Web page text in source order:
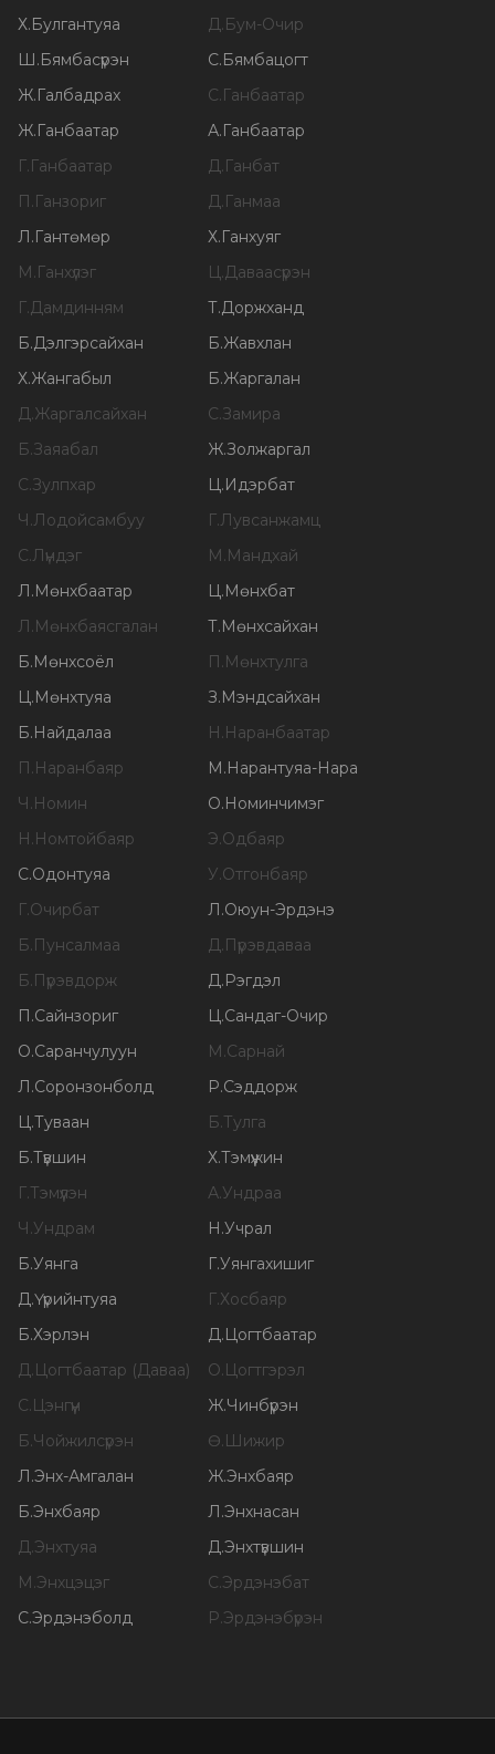
Х.Булгантуяа Д.Бум-Очир
Ш.Бямбасүрэн С.Бямбацогт
Ж.Галбадрах С.Ганбаатар
Ж.Ганбаатар А.Ганбаатар
Г.Ганбаатар Д.Ганбат
П.Ганзориг Д.Ганмаа
Л.Гантөмөр Х.Ганхуяг
М.Ганхүлэг Ц.Даваасүрэн
Г.Дамдинням Т.Доржханд
Б.Дэлгэрсайхан Б.Жавхлан
Х.Жангабыл Б.Жаргалан
Д.Жаргалсайхан С.Замира
Б.Заяабал Ж.Золжаргал
С.Зулпхар Ц.Идэрбат
Ч.Лодойсамбуу Г.Лувсанжамц
С.Лүндэг М.Мандхай
Л.Мөнхбаатар Ц.Мөнхбат
Л.Мөнхбаясгалан Т.Мөнхсайхан
Б.Мөнхсоёл П.Мөнхтулга
Ц.Мөнхтуяа З.Мэндсайхан
Б.Найдалаа Н.Наранбаатар
П.Наранбаяр М.Нарантуяа-Нара
Ч.Номин О.Номинчимэг
Н.Номтойбаяр Э.Одбаяр
С.Одонтуяа У.Отгонбаяр
Г.Очирбат Л.Оюун-Эрдэнэ
Б.Пунсалмаа Д.Пүрэвдаваа
Б.Пүрэвдорж Д.Рэгдэл
П.Сайнзориг Ц.Сандаг-Очир
О.Саранчулуун М.Сарнай
Л.Соронзонболд Р.Сэддорж
Ц.Туваан Б.Тулга
Б.Түвшин Х.Тэмүүжин
Г.Тэмүүлэн А.Ундраа
Ч.Ундрам Н.Учрал
Б.Уянга Г.Уянгахишиг
Д.Үүрийнтуяа Г.Хосбаяр
Б.Хэрлэн Д.Цогтбаатар
Д.Цогтбаатар (Даваа) О.Цогтгэрэл
С.Цэнгүүн Ж.Чинбүрэн
Б.Чойжилсүрэн Ө.Шижир
Л.Энх-Амгалан Ж.Энхбаяр
Б.Энхбаяр Л.Энхнасан
Д.Энхтуяа Д.Энхтүвшин
М.Энхцэцэг С.Эрдэнэбат
С.Эрдэнэболд Р.Эрдэнэбүрэн